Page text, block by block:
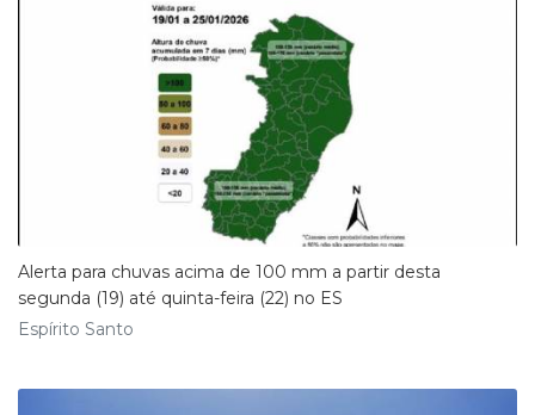
Alerta para chuvas acima de 100 mm a partir desta
segunda (19) até quinta-feira (22) no ES
Espírito Santo